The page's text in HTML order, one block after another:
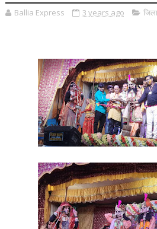
Ballia Express 3 years ago